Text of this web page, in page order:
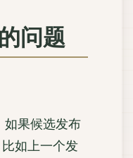
问题
如果候选发布
如上一个发